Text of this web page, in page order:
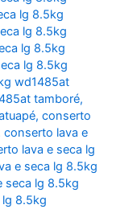
lg 8.5kg
lg 8.5kg
lg 8.5kg
lg 8.5kg
wd1485at
tamboré,
,conserto
conserto lava e
lava e seca lg
e seca lg 8.5kg
seca lg 8.5kg
8.5kg